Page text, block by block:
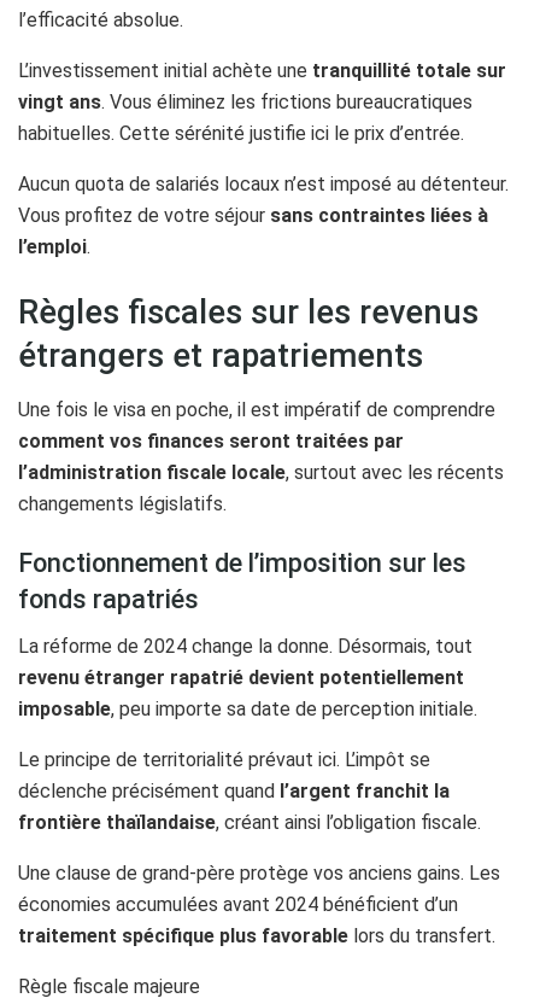
l’efficacité absolue.
L’investissement initial achète une tranquillité totale sur
vingt ans. Vous éliminez les frictions bureaucratiques
habituelles. Cette sérénité justifie ici le prix d’entrée.
Aucun quota de salariés locaux n’est imposé au détenteur.
Vous profitez de votre séjour sans contraintes liées à
l’emploi.
Règles fiscales sur les revenus
étrangers et rapatriements
Une fois le visa en poche, il est impératif de comprendre
comment vos finances seront traitées par
l’administration fiscale locale, surtout avec les récents
changements législatifs.
Fonctionnement de l’imposition sur les
fonds rapatriés
La réforme de 2024 change la donne. Désormais, tout
revenu étranger rapatrié devient potentiellement
imposable, peu importe sa date de perception initiale.
Le principe de territorialité prévaut ici. L’impôt se
déclenche précisément quand l’argent franchit la
frontière thaïlandaise, créant ainsi l’obligation fiscale.
Une clause de grand-père protège vos anciens gains. Les
économies accumulées avant 2024 bénéficient d’un
traitement spécifique plus favorable lors du transfert.
Règle fiscale majeure